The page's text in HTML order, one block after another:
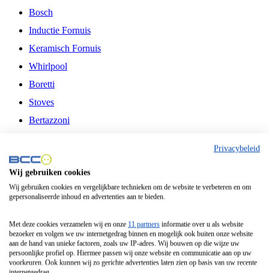
Bosch
Inductie Fornuis
Keramisch Fornuis
Whirlpool
Boretti
Stoves
Bertazzoni
Fitelli
Airfryer
Frituurpan
Contactgrill
Broodbakmachine
Broodrooster
Privacybeleid
Wij gebruiken cookies
Wij gebruiken cookies en vergelijkbare technieken om de website te verbeteren en om
gepersonaliseerde inhoud en advertenties aan te bieden.
Met deze cookies verzamelen wij en onze 11 partners informatie over u als website
bezoeker en volgen we uw internetgedrag binnen en mogelijk ook buiten onze website
aan de hand van unieke factoren, zoals uw IP-adres. Wij bouwen op die wijze uw
persoonlijke profiel op. Hiermee passen wij onze website en communicatie aan op uw
voorkeuren. Ook kunnen wij zo gerichte advertenties laten zien op basis van uw recente